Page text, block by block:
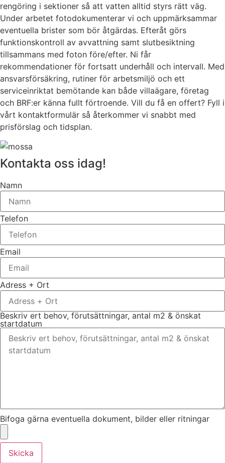
rengöring i sektioner så att vatten alltid styrs rätt väg.
Under arbetet fotodokumenterar vi och uppmärksammar
eventuella brister som bör åtgärdas. Efteråt görs
funktionskontroll av avvattning samt slutbesiktning
tillsammans med foton före/efter. Ni får
rekommendationer för fortsatt underhåll och intervall. Med
ansvarsförsäkring, rutiner för arbetsmiljö och ett
serviceinriktat bemötande kan både villaägare, företag
och BRF:er känna fullt förtroende. Vill du få en offert? Fyll i
vårt kontaktformulär så återkommer vi snabbt med
prisförslag och tidsplan.
Kontakta oss idag!
Namn
Telefon
Email
Adress + Ort
Beskriv ert behov, förutsättningar, antal m2 & önskat
startdatum
Bifoga gärna eventuella dokument, bilder eller ritningar
Skicka